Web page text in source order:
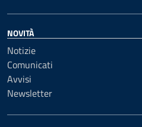
NOVITÀ
Notizie
Comunicati
Avvisi
Newsletter